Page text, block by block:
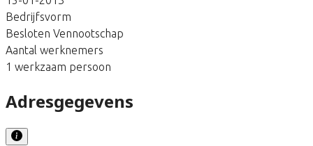
Bedrijfsvorm
Besloten Vennootschap
Aantal werknemers
1 werkzaam persoon
Adresgegevens